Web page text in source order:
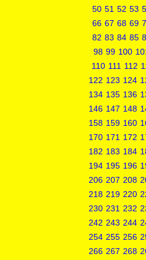
50 51 52 53
66 67 68 69
82 83 84 85
98 99 100
110 111 112
122 123 124
134 135 136
146 147 148
158 159 160
170 171 172
182 183 184
194 195 196
206 207 208
218 219 220
230 231 232
242 243 244
254 255 256
266 267 268